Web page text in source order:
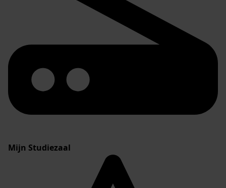
Mijn Studiezaal